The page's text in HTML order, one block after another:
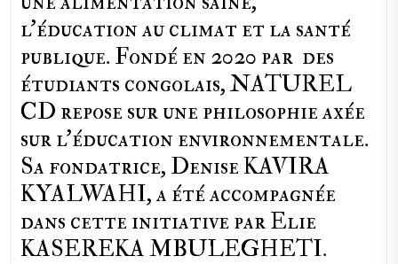
l'éducation au climat et la santé
publique. Fondé en 2020 par des
étudiants congolais, NATUREL
CD repose sur une philosophie axée
sur l'éducation environnementale.
Sa fondatrice, Denise KAVIRA
KYALWAHI, a été accompagnée
dans cette initiative par Elie
KASEREKA MBULEGHETI.